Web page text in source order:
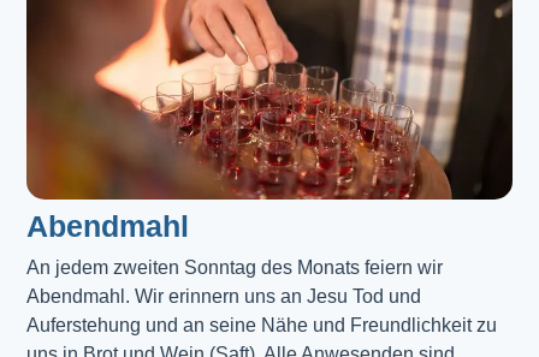
Abendmahl​
An jedem zweiten Sonntag des Monats feiern wir
Abendmahl. Wir erinnern uns an Jesu Tod und
Auferstehung und an seine Nähe und Freundlichkeit zu